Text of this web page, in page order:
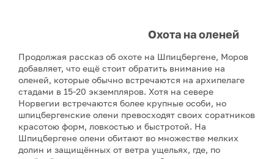
Охота на оленей
Продолжая рассказ об охоте на Шпицбергене, Моров
добавляет, что ещё стоит обратить внимание на
оленей, которые обычно встречаются на архипелаге
стадами в 15-20 экземпляров. Хотя на севере
Норвегии встречаются более крупные особи, но
шпицбергенские олени превосходят своих соратников
красотою форм, ловкостью и быстротой. На
Шпицбергене олени обитают во множестве мелких
долин и защищённых от ветра ущельях, где, по